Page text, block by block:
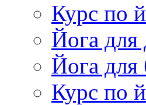
Курс по
Йога для
Йога
Курс по